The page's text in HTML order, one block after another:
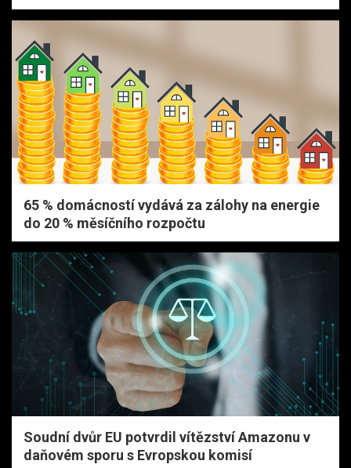
65 % domácností vydává za zálohy na energie
do 20 % měsíčního rozpočtu
Soudní dvůr EU potvrdil vítězství Amazonu v
daňovém sporu s Evropskou komisí